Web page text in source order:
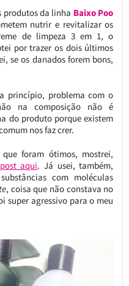
produtos da linha Baixo Poo
nutrir e revitalizar os
de limpeza 3 em 1, o
por trazer os dois últimos
se os danados forem bons,
princípio, problema com o
na composição não é
do produto porque existem
nos faz crer.
foram ótimos, mostrei,
aqui. Já usei, também,
com moléculas
, coisa que não constava no
super agressivo para o meu